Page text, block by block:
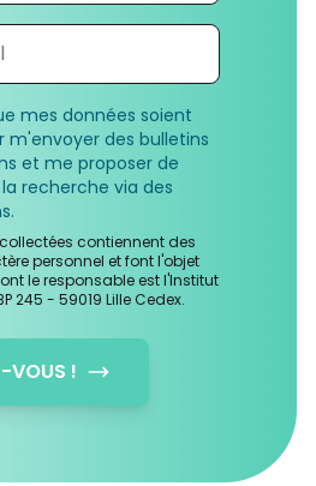
mes données soient
m'envoyer des bulletins
et me proposer de
recherche via des
contiennent des
personnel et font l'objet
le responsable est l'Institut
245 - 59019 Lille Cedex.
VOUS !